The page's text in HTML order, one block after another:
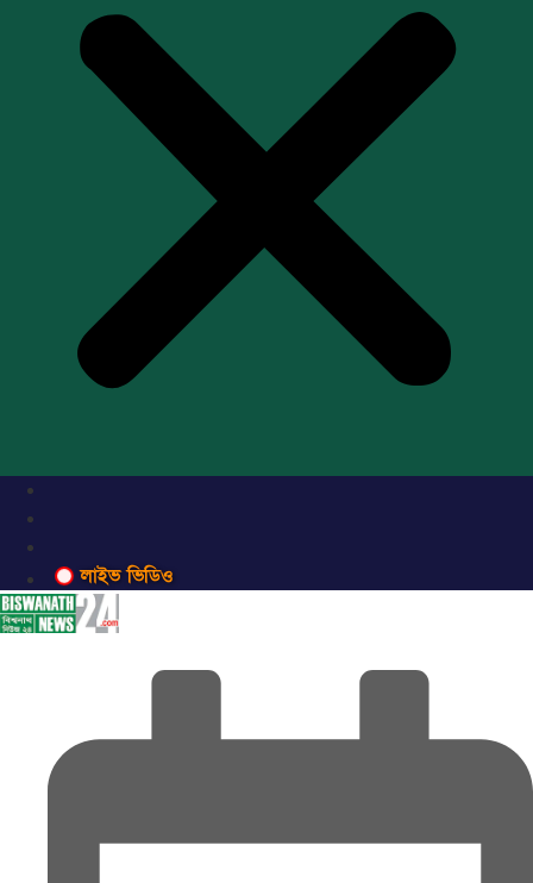
লাইভ ভিডিও